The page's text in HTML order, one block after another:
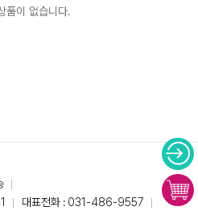
품이 없습니다.
대표전화 : 031-486-9557